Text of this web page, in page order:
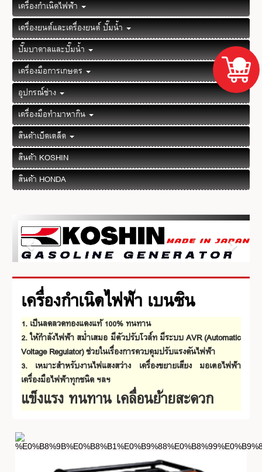
เครื่องกำเนิดไฟฟ้า
เครื่องยนต์และเครื่องยนต์ ปั๊มน้ำ
ปั๊มบาดาลและปั๊มน้ำ
เครื่องมือการเกษตร
อุปกรณ์ช่าง
เครื่องมือทำมาหากิน
สินค้าเบ็ดเตล็ด
สินค้า KOSHIN
สินค้า HONDA
เครื่องกำเนิดไฟฟ้า เบนซิน
1. เป็นลดลวดทองแดงแท้ 100% ทนทาน
2. ให้กำลังไฟฟ้า สม่ำเสมอ มีตัวปรับโวล์ท มีระบบ AVR (Automatic
Voltage Regulator) ช่วยในเรื่องการควบคุมปรับแรงดันไฟฟ้า
3. เหมาะสำหรับงานไฟแสงสว่าง เครื่องขยายเสียง มอเตอไฟฟ้า
เครื่องมือไฟฟ้าทุกชนิด ฯลฯ
แข็งแรง ทนทาน เคลื่อนย้ายสะดวก